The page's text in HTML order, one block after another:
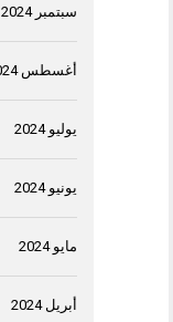
سبتمبر 2024
أغسطس 2024
يوليو 2024
يونيو 2024
مايو 2024
أبريل 2024